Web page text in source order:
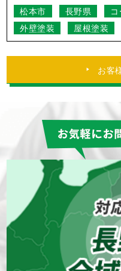
松本市 長野県
外壁塗装
屋根塗装
お客